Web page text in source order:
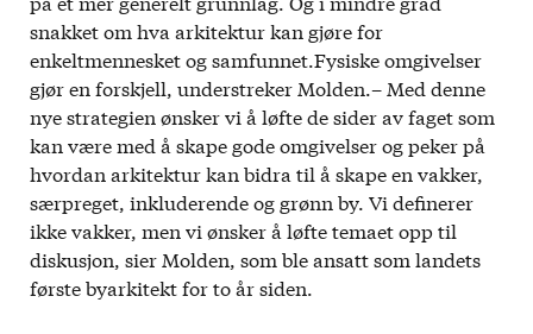
snakket om hva arkitektur kan gjøre for
enkeltmennesket og samfunnet.Fysiske omgivelser
gjør en forskjell, understreker Molden.– Med denne
nye strategien ønsker vi å løfte de sider av faget som
kan være med å skape gode omgivelser og peker på
hvordan arkitektur kan bidra til å skape en vakker,
særpreget, inkluderende og grønn by. Vi definerer
ikke vakker, men vi ønsker å løfte temaet opp til
diskusjon, sier Molden, som ble ansatt som landets
første byarkitekt for to år siden.